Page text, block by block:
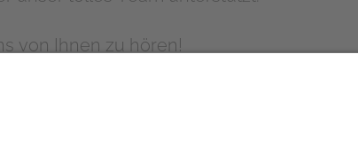
von Ihnen zu hören!